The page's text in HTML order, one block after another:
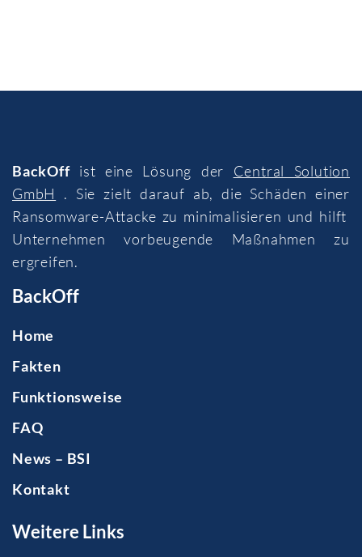
BackOffist eine Lösung der Central Solution
GmbH
. Sie zielt darauf ab, die Schäden einer
Ransomware-Attacke zu minimalisieren und hilft
Unternehmen vorbeugende Maßnahmen zu
ergreifen.
BackOff
Home
Fakten
Funktionsweise
FAQ
News – BSI
Kontakt
Weitere Links